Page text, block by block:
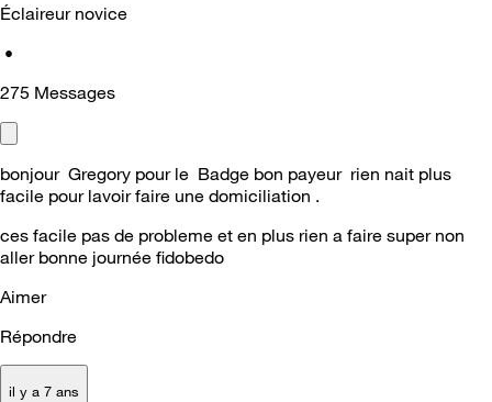
Éclaireur novice
•
275 Messages
bonjour Gregory pour le Badge bon payeur rien nait plus
facile pour lavoir faire une domiciliation .
ces facile pas de probleme et en plus rien a faire super non
aller bonne journée fidobedo
Aimer
Répondre
il y a 7 ans